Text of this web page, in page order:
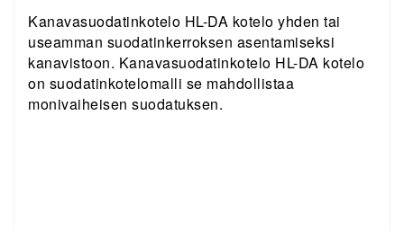
Kanavasuodatinkotelo HL-DA kotelo yhden tai
useamman suodatinkerroksen asentamiseksi
kanavistoon. Kanavasuodatinkotelo HL-DA kotelo
on suodatinkotelomalli se mahdollistaa
monivaiheisen suodatuksen.